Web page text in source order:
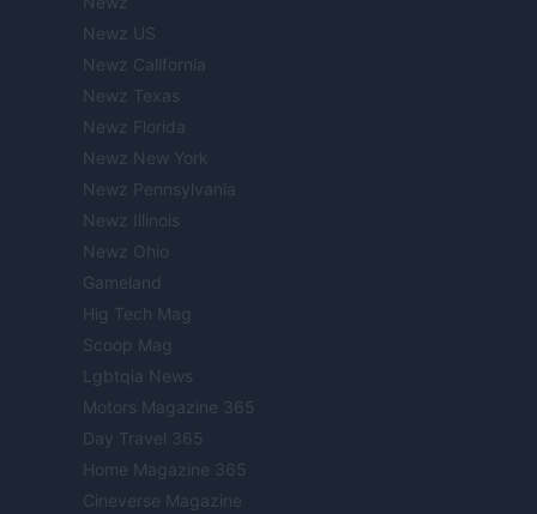
Newz US
Newz California
Newz Texas
Newz Florida
Newz New York
Newz Pennsylvania
Newz Illinois
Newz Ohio
Gameland
Hig Tech Mag
Scoop Mag
Lgbtqia News
Motors Magazine 365
Day Travel 365
Home Magazine 365
Cineverse Magazine